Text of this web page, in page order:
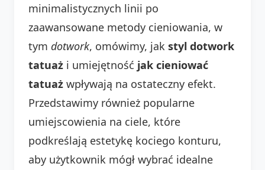
minimalistycznych linii po
zaawansowane metody cieniowania, w
tym dotwork, omówimy, jak styl dotwork
tatuaż i umiejętność jak cieniować
tatuaż wpływają na ostateczny efekt.
Przedstawimy również popularne
umiejscowienia na ciele, które
podkreślają estetykę kociego konturu,
aby użytkownik mógł wybrać idealne